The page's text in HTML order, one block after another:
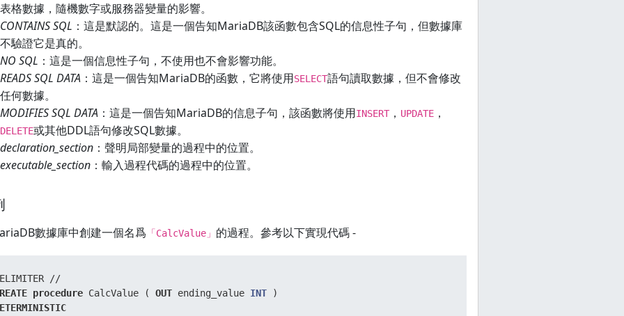
表格數據，隨機數字或服務器變量的影響。
CONTAINS SQL ：這是默認的。這是一個告知MariaDB該函數包含SQL的信息性子句，但數據庫
不驗證它是真的。
NO SQL ：這是一個信息性子句，不使用也不會影響功能。
READS SQL DATA ：這是一個告知MariaDB的函數，它將使用SELECT語句讀取數據，但不會修改
任何數據。
MODIFIES SQL DATA ：這是一個告知MariaDB的信息子句，該函數將使用INSERT ， UPDATE ，
DELETE或其他DDL語句修改SQL數據。
declaration_section ：聲明局部變量的過程中的位置。
executable_section ：輸入過程代碼的過程中的位置。
數據庫中創建一個名爲 「CalcValue」 的過程。參考以下實現代碼 -
//
procedure CalcValue ( OUT ending_value INT